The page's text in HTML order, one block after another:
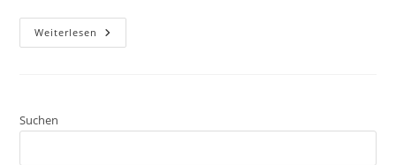
Weiterlesen Weihnachten
Bei
Suchen